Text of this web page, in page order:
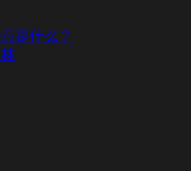
是什么？